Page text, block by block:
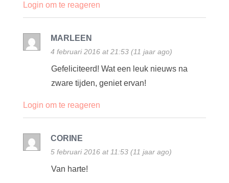
Login om te reageren
MARLEEN
4 februari 2016 at 21:53 (11 jaar ago)
Gefeliciteerd! Wat een leuk nieuws na
zware tijden, geniet ervan!
Login om te reageren
CORINE
5 februari 2016 at 11:53 (11 jaar ago)
Van harte!